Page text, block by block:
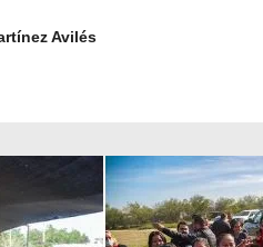
Avilés